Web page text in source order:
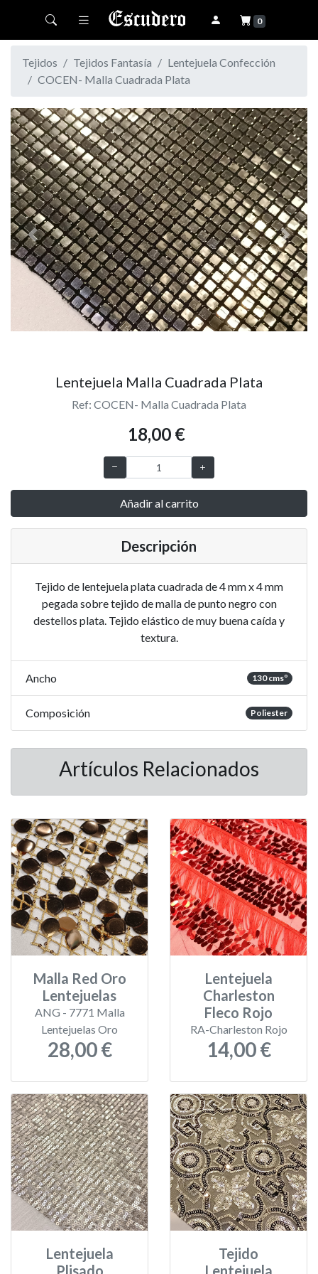
Toggle navigation 0
Tejidos Tejidos Fantasía
Lentejuela Confección
COCEN- Malla Cuadrada Plata
Previous Next
Lentejuela Malla Cuadrada Plata
Ref: COCEN- Malla Cuadrada Plata
18,00 €
Añadir al carrito
Descripción
Tejido de lentejuela plata cuadrada de 4 mm x 4 mm
pegada sobre tejido de malla de punto negro con
destellos plata. Tejido elástico de muy buena caída y
textura.
Ancho 130 cmsº
Composición Poliester
Artículos Relacionados
Malla Red Oro
Lentejuelas
ANG - 7771 Malla
Lentejuelas Oro
28,00 €
Lentejuela
Charleston
Fleco Rojo
RA-Charleston Rojo
14,00 €
Lentejuela
Plisado
Tejido
Lentejuela